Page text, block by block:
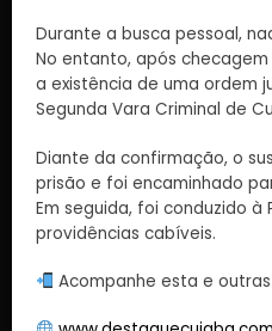
Durante a busca pessoal,
No entanto, após
a existência de uma ordem
Segunda Vara Criminal de
Diante da confirmação, o
prisão e foi encaminhado
Em seguida, foi conduzido à
providências cabíveis.
Acompanhe esta e